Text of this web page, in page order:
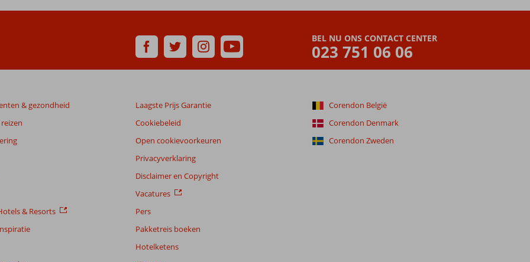
BEL NU ONS CONTACT CENTER
023 751 06 06
& gezondheid
& Resorts
Laagste Prijs Garantie
Cookiebeleid
Open cookievoorkeuren
Privacyverklaring
Disclaimer en Copyright
Vacatures
Pers
Pakketreis boeken
Hotelketens
Corendon België
Corendon Denmark
Corendon Zweden